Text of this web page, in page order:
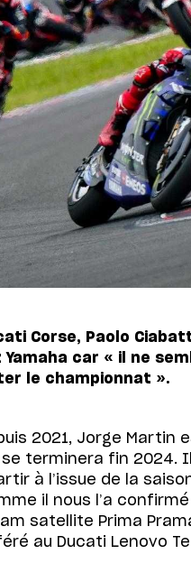
Corse, Paolo
car « il ne
le championnat ».
2021, Jorge Martin
terminera fin 2024. Il
à l’issue de la
il nous l’a confirmé
satellite Prima
au Ducati Lenovo